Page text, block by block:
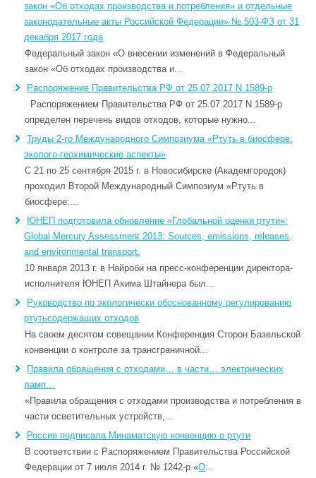
закон «Об отходах производства и потребления» и отдельные
законодательные акты Российской Федерации» № 503-ФЗ от 31
декабря 2017 года
Федеральный закон «О внесении изменений в Федеральный
закон «Об отходах производства и...
Распоряжение Правительства РФ от 25.07.2017 N 1589-р
Распоряжением Правительства РФ от 25.07.2017 N 1589-р
определен перечень видов отходов, которые нужно...
Труды 2-го Международного Симпозиума «Ртуть в биосфере:
эколого-геохимические аспекты»
С 21 по 25 сентября 2015 г. в Новосибирске (Академгородок)
проходил Второй Международный Симпозиум «Ртуть в
биосфере:...
ЮНЕП подготовила обновление «Глобальной оценки ртути»:
Global Mercury Assessment 2013: Sources, emissions, releases,
and environmental transport.
10 января 2013 г. в Найроби на пресс-конференции директора-
исполнителя ЮНЕП Ахима Штайнера был...
Руководство по экологически обоснованному регулированию
ртутьсодержащих отходов
На своем десятом совещании Конференция Сторон Базельской
конвенции о контроле за трансграничной...
Правила обращения с отходами… в части… электрических
ламп…
«Правила обращения с отходами производства и потребления в
части осветительных устройств,...
Россия подписала Минаматскую конвенцию о ртути
В соответствии с Распоряжением Правительства Российской
Федерации от 7 июля 2014 г. № 1242-р «О...